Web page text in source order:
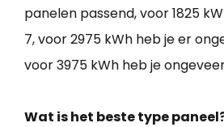
panelen passend, voor 1825
7, voor 2975 kWh heb je er
voor 3975 kWh heb je
Wat is het beste type